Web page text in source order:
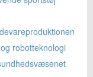
robotteknologi